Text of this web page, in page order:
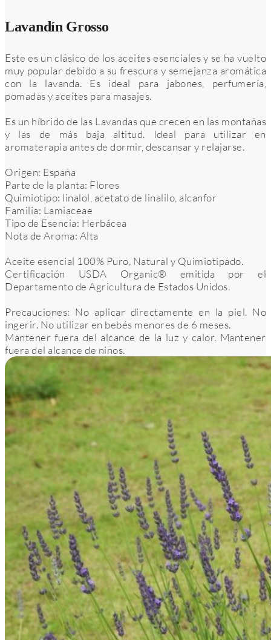
Lavandín Grosso
Este es un clásico de los aceites esenciales y se ha vuelto
muy popular debido a su frescura y semejanza aromática
con la lavanda. Es ideal para jabones, perfumería,
pomadas y aceites para masajes.
Es un híbrido de las Lavandas que crecen en las montañas
y las de más baja altitud. Ideal para utilizar en
aromaterapia antes de dormir, descansar y relajarse.
Origen: España
Parte de la planta: Flores
Quimiotipo: linalol, acetato de linalilo, alcanfor
Familia: Lamiaceae
Tipo de Esencia: Herbácea
Nota de Aroma: Alta
Aceite esencial 100% Puro, Natural y Quimiotipado.
Certificación USDA Organic® emitida por el
Departamento de Agricultura de Estados Unidos.
Precauciones: No aplicar directamente en la piel. No
ingerir. No utilizar en bebés menores de 6 meses.
Mantener fuera del alcance de la luz y calor. Mantener
fuera del alcance de niños.